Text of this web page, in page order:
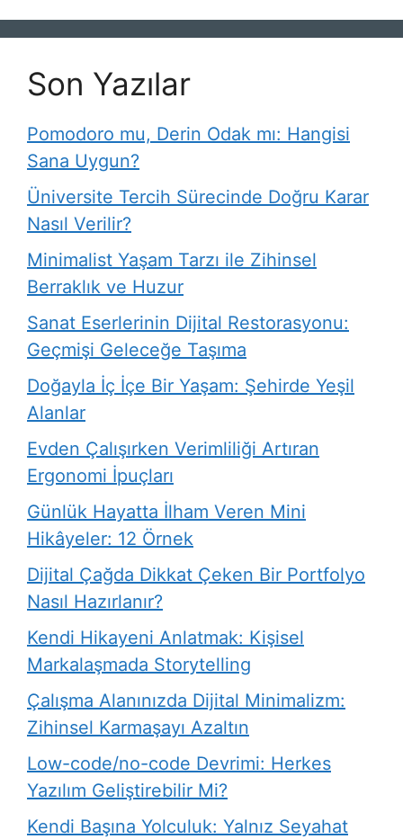
Son Yazılar
Pomodoro mu, Derin Odak mı: Hangisi
Sana Uygun?
Üniversite Tercih Sürecinde Doğru Karar
Nasıl Verilir?
Minimalist Yaşam Tarzı ile Zihinsel
Berraklık ve Huzur
Sanat Eserlerinin Dijital Restorasyonu:
Geçmişi Geleceğe Taşıma
Doğayla İç İçe Bir Yaşam: Şehirde Yeşil
Alanlar
Evden Çalışırken Verimliliği Artıran
Ergonomi İpuçları
Günlük Hayatta İlham Veren Mini
Hikâyeler: 12 Örnek
Dijital Çağda Dikkat Çeken Bir Portfolyo
Nasıl Hazırlanır?
Kendi Hikayeni Anlatmak: Kişisel
Markalaşmada Storytelling
Çalışma Alanınızda Dijital Minimalizm:
Zihinsel Karmaşayı Azaltın
Low-code/no-code Devrimi: Herkes
Yazılım Geliştirebilir Mi?
Kendi Başına Yolculuk: Yalnız Seyahat